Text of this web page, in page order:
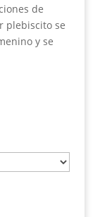
de
plebiscito se
y se